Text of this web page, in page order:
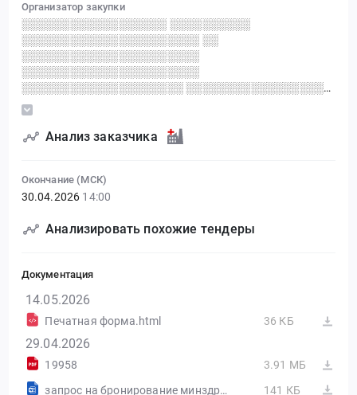
Организатор закупки
░░░░░░░░░░░░░░░░░░ ░░░░░░░░░░
░░░░░░░░░░░░░░░░░░░░░░ ░░
░░░░░░░░░░░░░░░░░░░░░░
░░░░░░░░░░░░░░░░░░░░░░
░░░░░░░░░░░░░░░░░░░░ ░░░░░░░░░░░░░░░░░░
░░░░ ░░░░░░░░░░░░░░░░░░░░░░░░
░░░░░░░░░░░░░░
Анализ заказчика
Окончание (МСК)
30.04.2026 14:00
Анализировать похожие тендеры
Документация
14.05.2026
Печатная форма.html 36 КБ
29.04.2026
19958
3.91 МБ
запрос на бронирование минздрав.doc
141 КБ